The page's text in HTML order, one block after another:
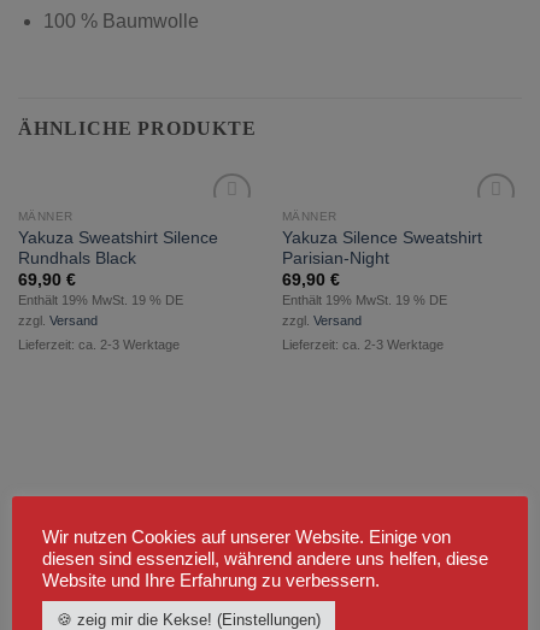
100 % Baumwolle
ÄHNLICHE PRODUKTE
Wunschliste
MÄNNER
Yakuza Sweatshirt Silence
Rundhals Black
69,90 €
Enthält 19% MwSt. 19 % DE
zzgl. Versand
Lieferzeit: ca. 2-3 Werktage
Wunschliste
MÄNNER
Yakuza Silence Sweatshirt
Parisian-Night
69,90 €
Enthält 19% MwSt. 19 % DE
zzgl. Versand
Lieferzeit: ca. 2-3 Werktage
Wir nutzen Cookies auf unserer Website. Einige von
diesen sind essenziell, während andere uns helfen, diese
Website und Ihre Erfahrung zu verbessern.
🍪 zeig mir die Kekse! (Einstellungen)